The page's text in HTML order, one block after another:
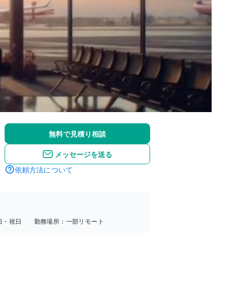
無料で見積り相談
メッセージを送る
依頼方法について
・祝日 勤務場所： 一部リモート